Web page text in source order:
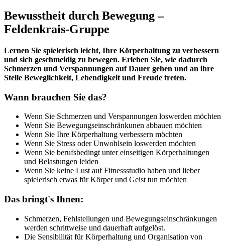
Bewusstheit durch Bewegung –
Feldenkrais-Gruppe
Lernen Sie spielerisch leicht, Ihre Körperhaltung zu verbessern
und sich geschmeidig zu bewegen. Erleben Sie, wie dadurch
Schmerzen und Verspannungen auf Dauer gehen und an ihre
Stelle Beweglichkeit, Lebendigkeit und Freude treten.
Wann brauchen Sie das?
Wenn Sie Schmerzen und Verspannungen loswerden möchten
Wenn Sie Bewegungseinschränkunen abbauen möchten
Wenn Sie Ihre Körperhaltung verbessern möchten
Wenn Sie Stress oder Unwohlsein loswerden möchten
Wenn Sie berufsbedingt unter einseitigen Körperhaltungen
und Belastungen leiden
Wenn Sie keine Lust auf Fitnessstudio haben und lieber
spielerisch etwas für Körper und Geist tun möchten
Das bringt's Ihnen:
Schmerzen, Fehlstellungen und Bewegungs­einschränkungen
werden schrittweise und dauerhaft aufgelöst.
Die Sensibilität für Körperhaltung und Organisation von